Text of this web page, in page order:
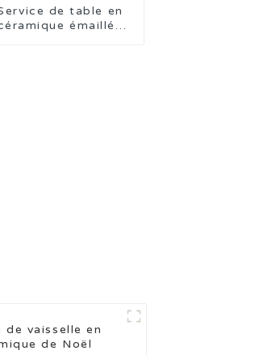
de table en
émaillée
de vaisselle en
de Noël